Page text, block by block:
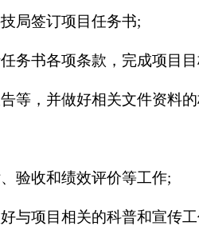
局签订项目任务书;
务书各项条款，完成项目
等，并做好相关文件资料
验收和绩效评价等工作;
与项目相关的科普和宣传工